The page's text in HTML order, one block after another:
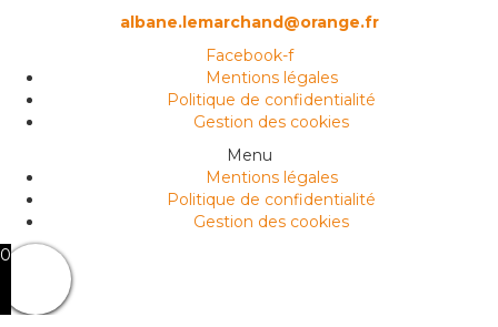
albane.lemarchand@orange.fr
Facebook-f
Mentions légales
Politique de confidentialité
Gestion des cookies
Menu
Mentions légales
Politique de confidentialité
Gestion des cookies
0